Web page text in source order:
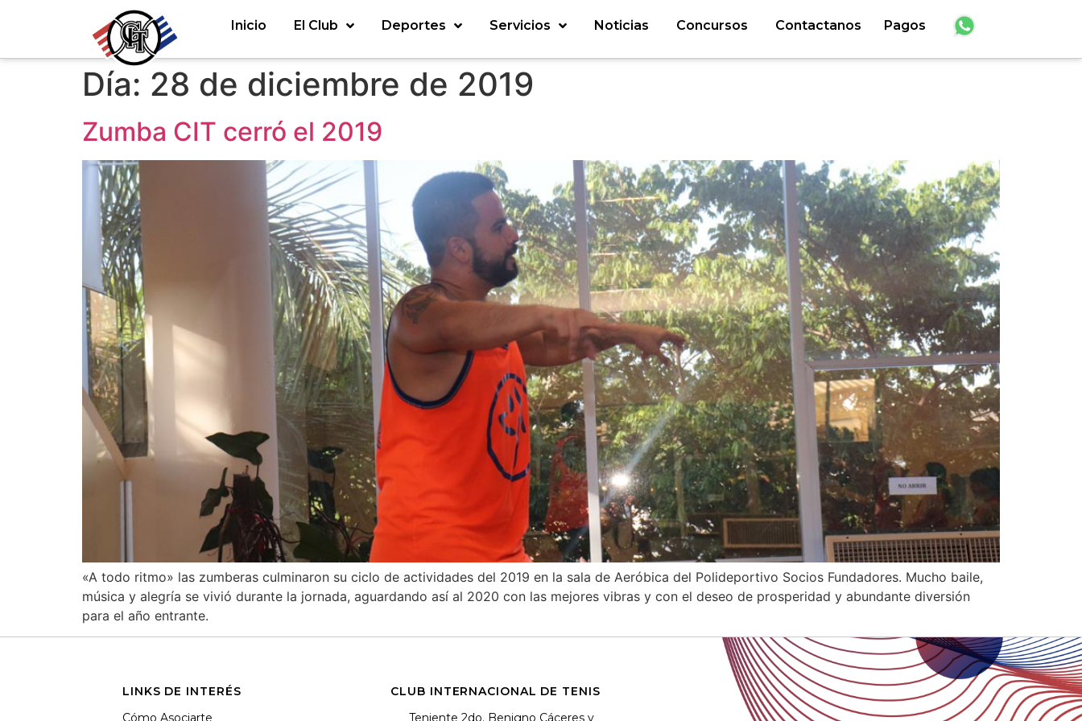
Inicio El Club Deportes Servicios Noticias Concursos Contactanos Pagos
Día: 28 de diciembre de 2019
Zumba CIT cerró el 2019
«A todo ritmo» las zumberas culminaron su ciclo de actividades del 2019 en la sala de Aeróbica del Polideportivo Socios Fundadores. Mucho baile,
música y alegría se vivió durante la jornada, aguardando así al 2020 con las mejores vibras y con el deseo de prosperidad y abundante diversión
para el año entrante.
LINKS DE INTERÉS
Cómo Asociarte
CLUB INTERNACIONAL DE TENIS
Teniente 2do. Benigno Cáceres y